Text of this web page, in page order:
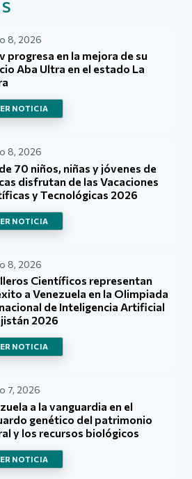
8, 2026
progresa en la mejora de su
Aba Ultra en el estado La
NOTICIA
8, 2026
70 niños, niñas y jóvenes de
disfrutan de las Vacaciones
y Tecnológicas 2026
NOTICIA
8, 2026
Científicos representan
a Venezuela en la Olimpiada
de Inteligencia Artificial
2026
NOTICIA
7, 2026
a la vanguardia en el
genético del patrimonio
y los recursos biológicos
NOTICIA